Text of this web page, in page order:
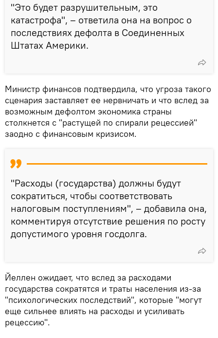
"Это будет разрушительным, это
катастрофа", – ответила она на вопрос о
последствиях дефолта в Соединенных
Штатах Америки.
Министр финансов подтвердила, что угроза такого
сценария заставляет ее нервничать и что вслед за
возможным дефолтом экономика страны
столкнется с "растущей по спирали рецессией"
заодно с финансовым кризисом.
"Расходы (государства) должны будут
сократиться, чтобы соответствовать
налоговым поступлениям", – добавила она,
комментируя отсутствие решения по росту
допустимого уровня госдолга.
Йеллен ожидает, что вслед за расходами
государства сократятся и траты населения из-за
"психологических последствий", которые "могут
еще сильнее влиять на расходы и усиливать
рецессию".